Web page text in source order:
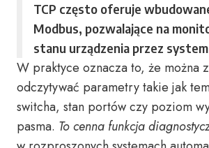
TCP często oferuje
Modbus, pozwalające na
stanu urządzenia przez system
W praktyce oznacza to, że można
odczytywać parametry takie jak
switcha, stan portów czy poziom
pasma. To cenna funkcja